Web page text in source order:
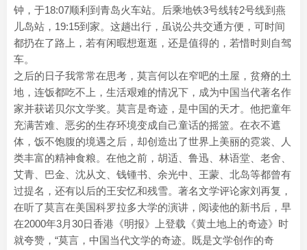
钟，于18:07顺利到青岛火车站。后乘地铁3号线转2号线到燕
儿岛站，19:15到家。这趟出行，虽说公共交通方便，可时间
都扔在了路上，若有闲暇想逛逛，还是值得的，若惜时则自驾
车。
之后的日子我常常在思考，莫言何以在窄吧的土屋，贫瘠的土
地，连饭都吃不上，生活艰难的情况下，成为中国当代著名作
家并获诺贝尔文学奖。莫言是奇迹，是中国的天才。他把童年
充满苦难、恶劣的生存环境变成自己童话的摇篮。在衣不遮
体，饭不饱腹的境遇之后，却创造出了世界上美丽的霓裳、人
类丰富的精神食粮。在他之前，胡适、鲁迅、林语堂、老舍、
艾青、巴金、沈从文、钱锺书、余光中、王蒙、北岛等都曾有
过提名，还有以后的王安忆和残雪。著名文学评论家刘再复，
在听了莫言在美国科罗拉多大学的演讲，阅读他的新书后，早
在2000年3月30日香港《明报》上登载《黄土地上的奇迹》时
就夸赞，“莫言，中国当代文学的奇迹。既是文学创作的奇